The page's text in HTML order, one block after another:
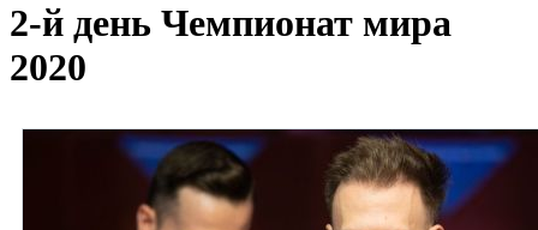
2-й день Чемпионат мира
2020